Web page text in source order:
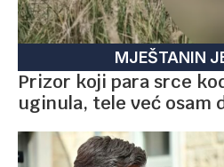
MJEŠTANIN
Prizor koji para srce
uginula, tele već osam